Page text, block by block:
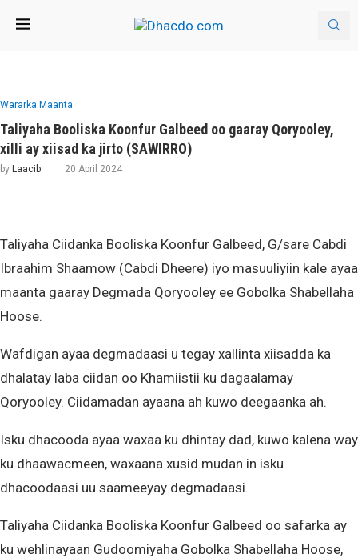
Wararka Maanta
Taliyaha Booliska Koonfur Galbeed oo gaaray Qoryooley,
xilli ay xiisad ka jirto (SAWIRRO)
by Laacib 20 April 2024
Taliyaha Ciidanka Booliska Koonfur Galbeed, G/sare Cabdi
Ibraahim Shaamow (Cabdi Dheere) iyo masuuliyiin kale ayaa
maanta gaaray Degmada Qoryooley ee Gobolka Shabellaha
Hoose.
Wafdigan ayaa degmadaasi u tegay xallinta xiisadda ka
dhalatay laba ciidan oo Khamiistii ku dagaalamay
Qoryooley. Ciidamadan ayaana ah kuwo deegaanka ah.
Isku dhacooda ayaa waxaa ku dhintay dad, kuwo kalena way
ku dhaawacmeen, waxaana xusid mudan in isku
dhacoodaasi uu saameeyay degmadaasi.
Taliyaha Ciidanka Booliska Koonfur Galbeed oo safarka ay
ku wehlinayaan Gudoomiyaha Gobolka Shabellaha Hoose,